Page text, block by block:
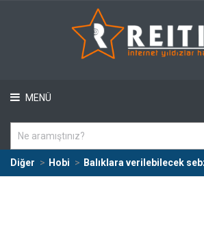
MENÜ
Diğer Hobi Balıklara verilebilecek